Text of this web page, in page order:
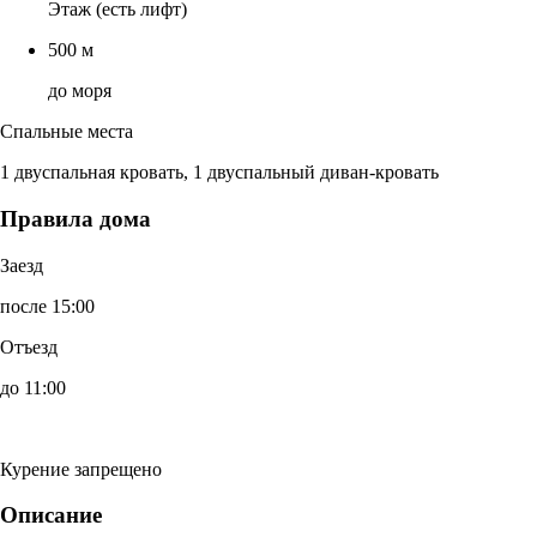
Этаж (есть лифт)
500 м
до моря
Спальные места
1 двуспальная кровать, 1 двуспальный диван-кровать
Правила дома
Заезд
после 15:00
Отъезд
до 11:00
Курение запрещено
Описание